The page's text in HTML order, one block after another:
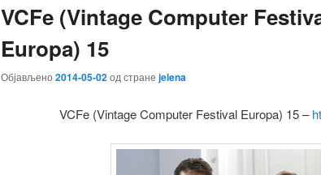
VCFe (Vintage Computer
Europa) 15
Објављено 2014-05-02од стране jelena
VCFe (Vintage Computer Festival Europa) 15 –